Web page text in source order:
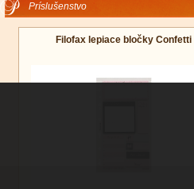
Príslušenstvo
Filofax lepiace bločky Confetti